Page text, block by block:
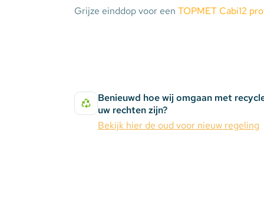
Grijze einddop voor een TOPMET Cabi12
Benieuwd hoe wij omgaan met
uw rechten zijn?
Bekijk hier de oud voor nieuw regeling